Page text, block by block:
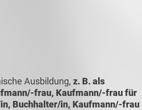
Ausbildung, z. B. als
frau, Kaufmann/-frau für
Buchhalter/in, Kaufmann/-frau